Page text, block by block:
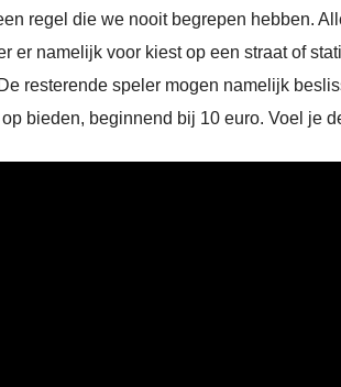
regel die we nooit begrepen hebben.
er namelijk voor kiest op een straat of
resterende speler mogen namelijk
bieden, beginnend bij 10 euro. Voel je